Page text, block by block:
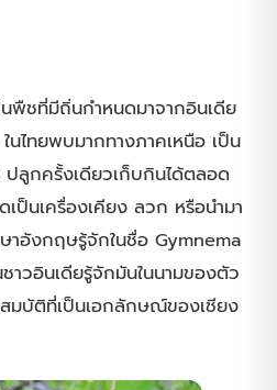
พืชที่มีถิ่นกำหนดมาจากอินเดีย
นไทยพบมากทางภาคเหนือ เป็น
ลูกครั้งเดียวเก็บกินได้ตลอด
ป็นเครื่องเคียง ลวก หรือนำมา
ษาอังกฤษรู้จักในชื่อ Gymnema
วอินเดียรู้จักมันในนามของตัว
มบัติที่เป็นเอกลักษณ์ของเชียง